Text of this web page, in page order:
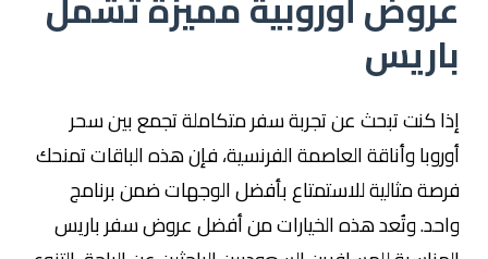
باريس
إذا كنت تبحث عن تجربة سفر متكاملة تجمع بين سحر
أوروبا وأناقة العاصمة الفرنسية، فإن هذه الباقات تمنحك
فرصة مثالية للاستمتاع بأفضل الوجهات ضمن برنامج
واحد. وتُعد هذه الخيارات من أفضل عروض سفر باريس